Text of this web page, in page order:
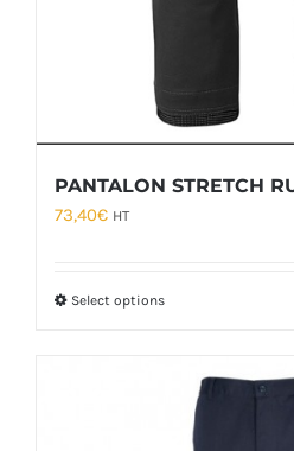
PANTALON STRETCH
73,40€ HT
Select options